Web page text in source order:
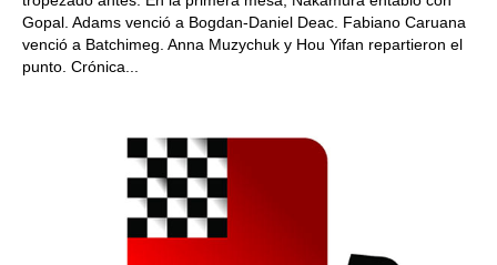
Gopal. Adams venció a Bogdan-Daniel Deac. Fabiano Caruana
venció a Batchimeg. Anna Muzychuk y Hou Yifan repartieron el
punto. Crónica...